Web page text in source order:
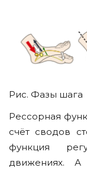
Рис. Фазы шага
Рессорная
счёт сводов
функция
движениях. А